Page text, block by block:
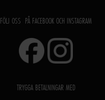
FÖLJ OSS PÅ FACEBOOK OCH INSTAGRAM
TRYGGA BETALNINGAR MED